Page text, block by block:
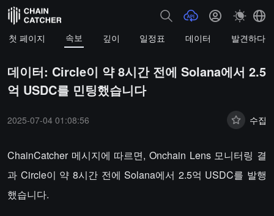
첫 페이지 속보 깊이 일정표 데이터 발견하다
데이터: Circle이 약 8시간 전에 Solana에서 2.5
억 USDC를 민팅했습니다
2025-07-04 01:08:56 수집
ChainCatcher 메시지에 따르면, Onchain Lens 모니터링 결
과 Circle이 약 8시간 전에 Solana에서 2.5억 USDC를 발행
했습니다.